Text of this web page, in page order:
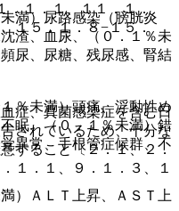
．１．１、１１．１．
１５．１．８−１５．
症、真菌感染症を含む日
されているため、十分な
すること〔２．１、２．
１．１、９．１．３、１
満）尿路感染（膀胱炎
渣、血尿、（０．１％未
尿、尿糖、残尿感、腎結
％未満）頭痛、浮動性め
眠、（０．１％未満）錯
異常、手根管症候群、不
）ＡＬＴ上昇、ＡＳＴ上